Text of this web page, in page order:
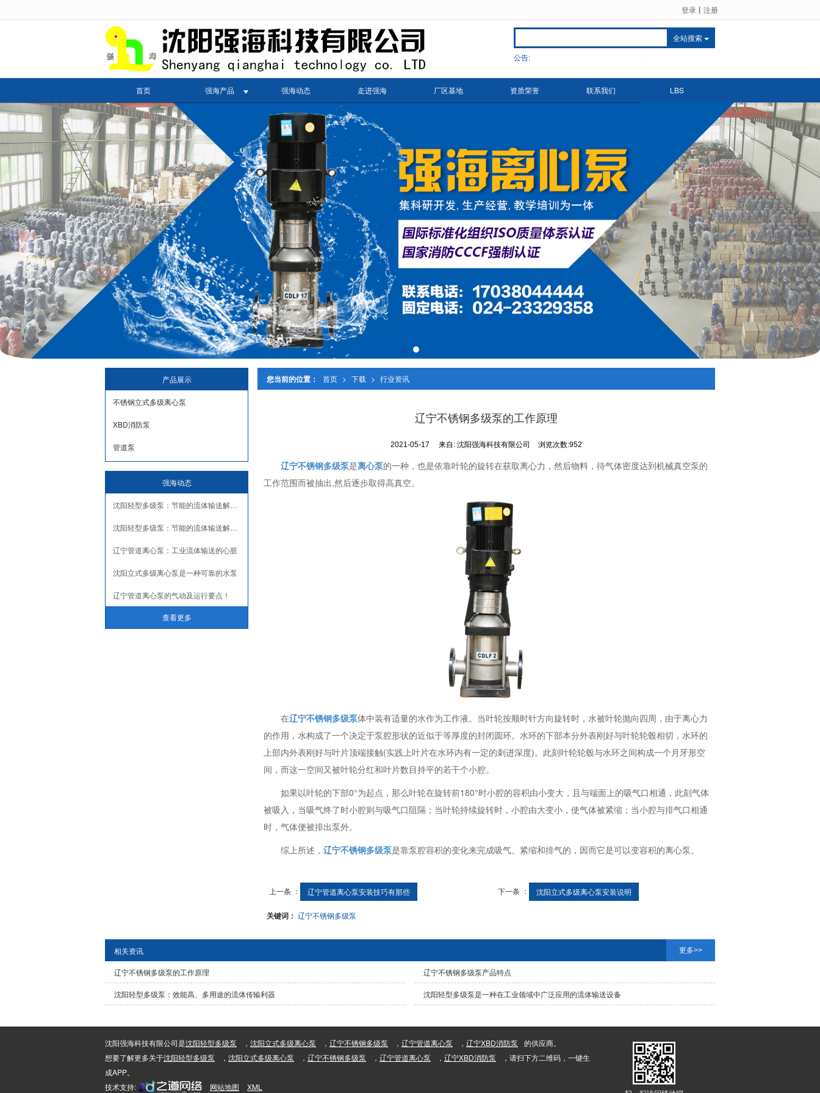
登录 丨 注册
全站搜索
公告:
首页 强海产品 强海动态 走进强海 厂区基地 资质荣誉 联系我们 LBS
您当前的位置： 首页 > 下载 > 行业资讯
辽宁不锈钢多级泵的工作原理
2021-05-17 来自: 沈阳强海科技有限公司 浏览次数:952
辽宁不锈钢多级泵是离心泵的一种，也是依靠叶轮的旋转在获取离心力，然后物料，待气体密度达到机械真空泵的
工作范围而被抽出,然后逐步取得高真空。
在辽宁不锈钢多级泵体中装有适量的水作为工作液。当叶轮按顺时针方向旋转时，水被叶轮抛向四周，由于离心力
的作用，水构成了一个决定于泵腔形状的近似于等厚度的封闭圆环。水环的下部本分外表刚好与叶轮轮毂相切，水环的
上部内外表刚好与叶片顶端接触(实践上叶片在水环内有一定的刺进深度)。此刻叶轮轮毂与水环之间构成一个月牙形空
间，而这一空间又被叶轮分红和叶片数目持平的若干个小腔。
如果以叶轮的下部0°为起点，那么叶轮在旋转前180°时小腔的容积由小变大，且与端面上的吸气口相通，此刻气体
被吸入，当吸气终了时小腔则与吸气口阻隔；当叶轮持续旋转时，小腔由大变小，使气体被紧缩；当小腔与排气口相通
时，气体便被排出泵外。
综上所述， 辽宁不锈钢多级泵是靠泵腔容积的变化来完成吸气、紧缩和排气的，因而它是可以变容积的离心泵。
上一条 ： 辽宁管道离心泵安装技巧有那些 下一条 ： 沈阳立式多级离心泵安装说明
关键词： 辽宁不锈钢多级泵
产品展示
不锈钢立式多级离心泵
XBD消防泵
管道泵
强海动态
沈阳轻型多级泵：节能的流体输送解决方案
沈阳轻型多级泵：节能的流体输送解决方案
辽宁管道离心泵：工业流体输送的心脏
沈阳立式多级离心泵是一种可靠的水泵
辽宁管道离心泵的气动及运行要点！
查看更多
相关资讯 更多>>
辽宁不锈钢多级泵的工作原理 辽宁不锈钢多级泵产品特点
沈阳轻型多级泵：效能高、多用途的流体传输利器 沈阳轻型多级泵是一种在工业领域中广泛应用的流体输送设备
沈阳强海科技有限公司是沈阳轻型多级泵 ， 沈阳立式多级离心泵 ， 辽宁不锈钢多级泵 ， 辽宁管道离心泵 ， 辽宁XBD消防泵
的供应商。
想要了解更多关于沈阳轻型多级泵 ， 沈阳立式多级离心泵 ， 辽宁不锈钢多级泵 ， 辽宁管道离心泵 ， 辽宁XBD消防泵
，请扫下方二维码，一键生
成APP。
技术支持:
网站地图 XML